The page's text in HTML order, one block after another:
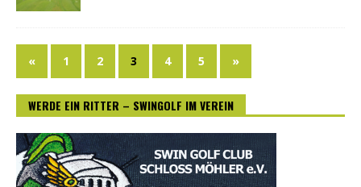
« 1 2 3 4 5 »
WERDE EIN RITTER – SWINGOLF IM VEREIN